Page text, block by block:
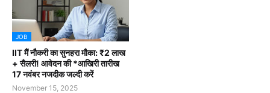
JOB
IIT मैं नौकरी का सुनहरा मौका: ₹2 लाख
+ सैलरी! आवेदन की *आखिरी तारीख
17 नवंबर नजदीक जल्दी करें
November 15, 2025